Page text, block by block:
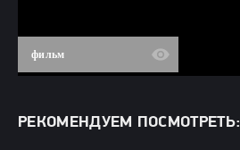
фильм
РЕКОМЕНДУЕМ ПОСМОТРЕТЬ: